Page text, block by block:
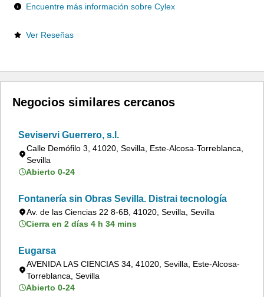
Encuentre más información sobre Cylex
Ver Reseñas
Negocios similares cercanos
Seviservi Guerrero, s.l.
Calle Demófilo 3, 41020, Sevilla, Este-Alcosa-Torreblanca,
Sevilla
Abierto 0-24
Fontanería sin Obras Sevilla. Distrai tecnología
Av. de las Ciencias 22 8-6B, 41020, Sevilla, Sevilla
Cierra en 2 días 4 h 34 mins
Eugarsa
AVENIDA LAS CIENCIAS 34, 41020, Sevilla, Este-Alcosa-
Torreblanca, Sevilla
Abierto 0-24